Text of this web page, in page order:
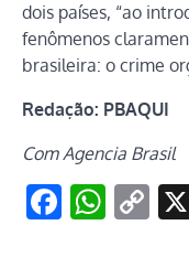
dois países, “ao
fenômenos
brasileira: o crime
Redação: PBAQUI
Com Agencia Brasil